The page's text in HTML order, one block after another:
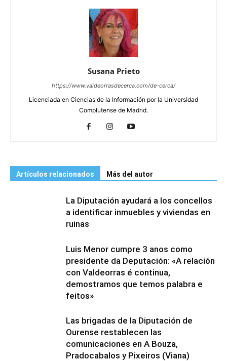
Susana Prieto
https://www.valdeorrasdecerca.com/de-cerca/
Licenciada en Ciencias de la Información por la Universidad
Complutense de Madrid.
Artículos relacionados Más del autor
La Diputación ayudará a los concellos
a identificar inmuebles y viviendas en
ruinas
Luis Menor cumpre 3 anos como
presidente da Deputación: «A relación
con Valdeorras é continua,
demostramos que temos palabra e
feitos»
Las brigadas de la Diputación de
Ourense restablecen las
comunicaciones en A Bouza,
Pradocabalos y Pixeiros (Viana)